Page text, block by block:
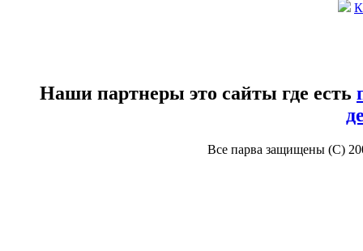
Наши партнеры это сайты где есть
Все парва защищены (С)